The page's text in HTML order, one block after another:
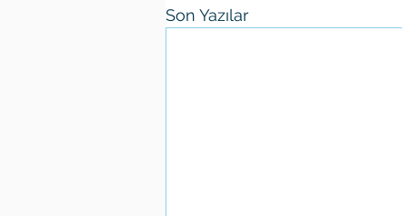
Son Yazılar